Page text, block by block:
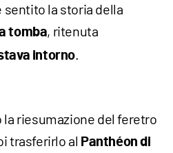
la storia della
tomba, ritenuta
intorno.
la riesumazione del feretro
trasferirlo al Panthéon di